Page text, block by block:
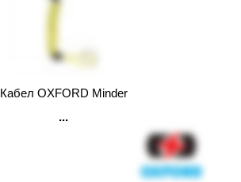
Кабел OXFORD Minder